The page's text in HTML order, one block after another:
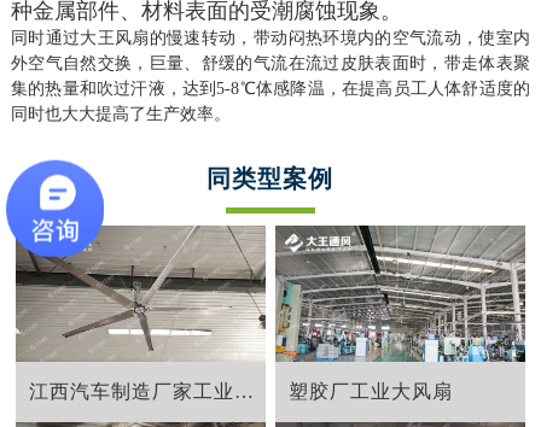
种金属部件、材料表面的受潮腐蚀现象。
同时通过大王风扇的慢速转动，带动闷热环境内的空气流动，使室内
外空气自然交换，巨量、舒缓的气流在流过皮肤表面时，带走体表聚
集的热量和吹过汗液，达到5-8℃体感降温，在提高员工人体舒适度的
同时也大大提高了生产效率。
同类型案例
江西汽车制造厂家工业节能大风扇 塑胶厂工业大风扇